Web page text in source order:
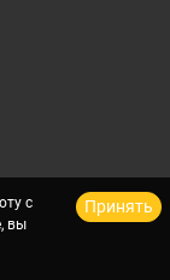
с
вы
Принять